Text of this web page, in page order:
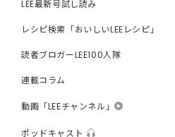
LEE最新号試し読み
レシピ検索「おいしいLEEレシピ」
読者ブロガーLEE100人隊
連載コラム
動画「LEEチャンネル」
ポッドキャスト